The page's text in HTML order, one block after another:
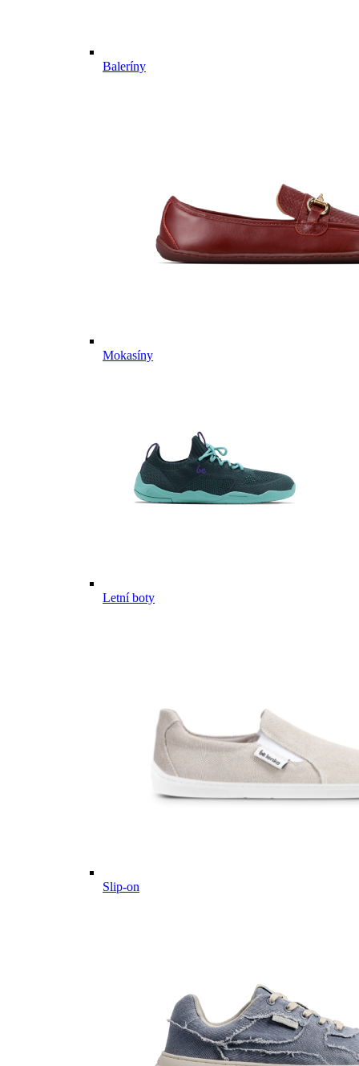
Baleríny
Mokasíny
Letní boty
Slip-on